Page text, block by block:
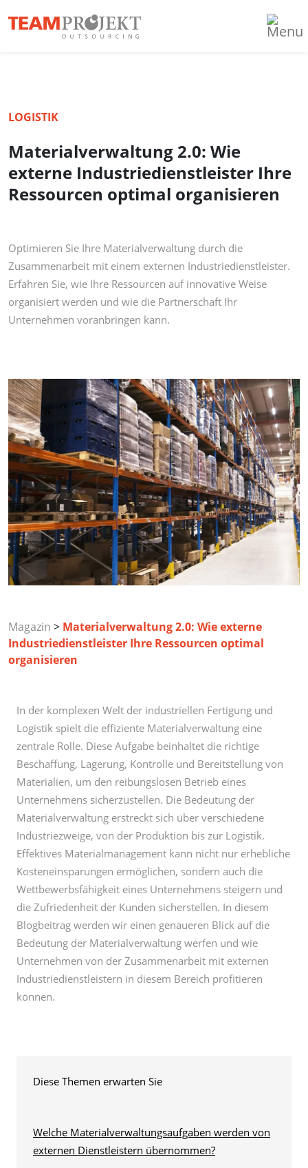
LOGISTIK
Materialverwaltung 2.0: Wie
externe Industriedienstleister Ihre
Ressourcen optimal organisieren
Optimieren Sie Ihre Materialverwaltung durch die
Zusammenarbeit mit einem externen Industriedienstleister.
Erfahren Sie, wie Ihre Ressourcen auf innovative Weise
organisiert werden und wie die Partnerschaft Ihr
Unternehmen voranbringen kann.
Magazin > Materialverwaltung 2.0: Wie externe
Industriedienstleister Ihre Ressourcen optimal
organisieren
In der komplexen Welt der industriellen Fertigung und
Logistik spielt die effiziente Materialverwaltung eine
zentrale Rolle. Diese Aufgabe beinhaltet die richtige
Beschaffung, Lagerung, Kontrolle und Bereitstellung von
Materialien, um den reibungslosen Betrieb eines
Unternehmens sicherzustellen. Die Bedeutung der
Materialverwaltung erstreckt sich über verschiedene
Industriezweige, von der Produktion bis zur Logistik.
Effektives Materialmanagement kann nicht nur erhebliche
Kosteneinsparungen ermöglichen, sondern auch die
Wettbewerbsfähigkeit eines Unternehmens steigern und
die Zufriedenheit der Kunden sicherstellen. In diesem
Blogbeitrag werden wir einen genaueren Blick auf die
Bedeutung der Materialverwaltung werfen und wie
Unternehmen von der Zusammenarbeit mit externen
Industriedienstleistern in diesem Bereich profitieren
können.
Diese Themen erwarten Sie
Welche Materialverwaltungsaufgaben werden von
externen Dienstleistern übernommen?